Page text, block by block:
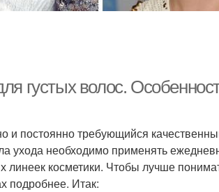
густых волос.
и постоянно требующийся
ухода необходимо применять
косметики. Чтобы лучше
подробнее. Итак: